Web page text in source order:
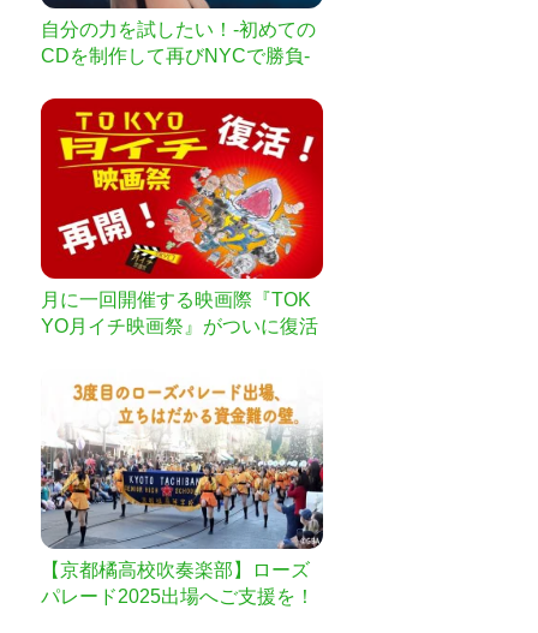
自分の力を試したい！-初めての
CDを制作して再びNYCで勝負-
月に一回開催する映画際『TOK
YO月イチ映画祭』がついに復活
【京都橘高校吹奏楽部】ローズ
パレード2025出場へご支援を！